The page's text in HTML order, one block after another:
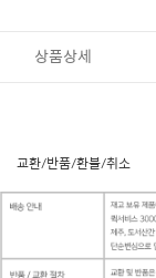
상품상세
교환/반품/환불/취소